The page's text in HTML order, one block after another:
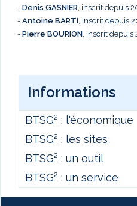
- Denis GASNIER, inscrit depuis
- Antoine BARTI, inscrit depuis
- Pierre BOURION, inscrit depuis
Informations
BTSG² : l'économique
BTSG² : les sites
BTSG² : un outil
BTSG² : un service